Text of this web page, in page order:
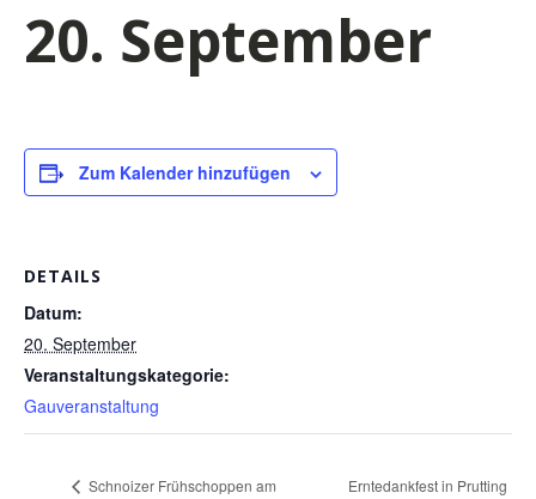
20. September
Zum Kalender hinzufügen
DETAILS
Datum:
20. September
Veranstaltungskategorie:
Gauveranstaltung
Schnoizer Frühschoppen am
Erntedankfest in Prutting